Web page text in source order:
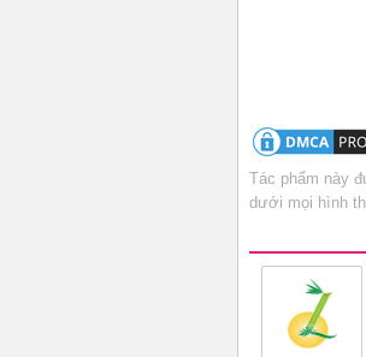
Tác phẩm này
dưới mọi hình